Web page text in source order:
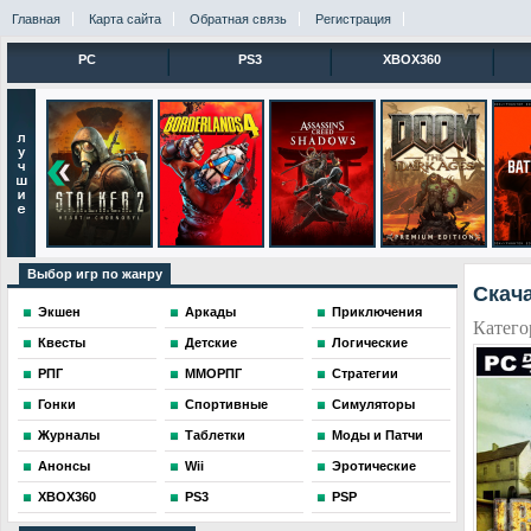
Главная Карта сайта Обратная связь Регистрация
PC PS3 XBOX360
Выбор игр по жанру
Экшен Аркады Приключения
Квесты Детские Логические
РПГ ММОРПГ Стратегии
Гонки Спортивные Симуляторы
Журналы Таблетки Моды и Патчи
Анонсы Wii Эротические
XBOX360 PS3 PSP